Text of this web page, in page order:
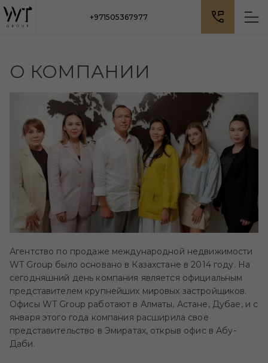
+971505367977
О КОМПАНИИ
Агентство по продаже международной недвижимости
WT Group было основано в Казахстане в 2014 году. На
сегодняшний день компания является официальным
представителем крупнейших мировых застройщиков.
Офисы WT Group работают в Алматы, Астане, Дубае, и с
января этого года компания расширила свое
представительство в Эмиратах, открыв офис в Абу-
Даби.